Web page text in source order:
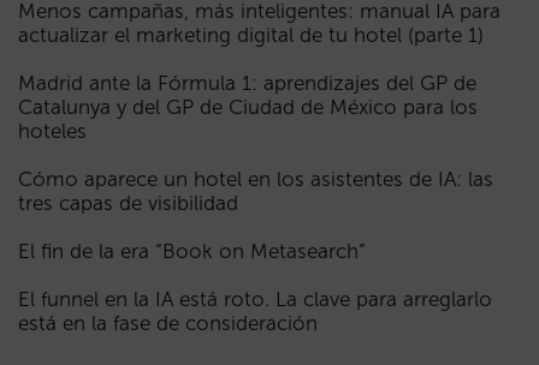
Menos campañas, más inteligentes: manual IA para
actualizar el marketing digital de tu hotel (parte 1)
Madrid ante la Fórmula 1: aprendizajes del GP de
Catalunya y del GP de Ciudad de México para los
hoteles
Cómo aparece un hotel en los asistentes de IA: las
tres capas de visibilidad
El fin de la era “Book on Metasearch”
El funnel en la IA está roto. La clave para arreglarlo
está en la fase de consideración